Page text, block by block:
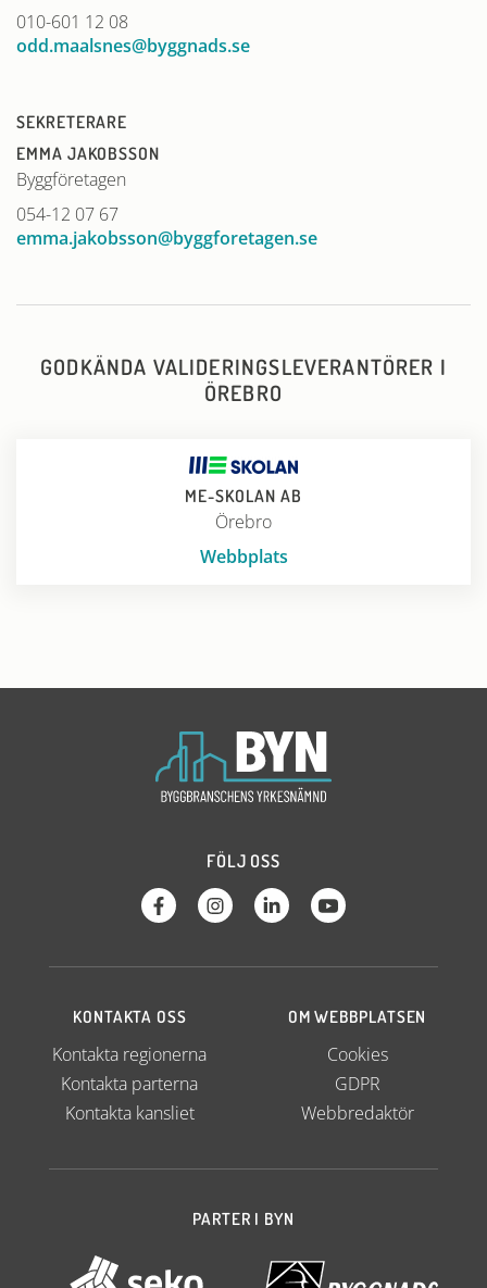
010-601 12 08
odd.maalsnes@byggnads.se
SEKRETERARE
EMMA JAKOBSSON
Byggföretagen
054-12 07 67
emma.jakobsson@byggforetagen.se
GODKÄNDA VALIDERINGSLEVERANTÖRER I
ÖREBRO
ME-SKOLAN AB
Örebro
Webbplats
FÖLJ OSS
KONTAKTA OSS
Kontakta regionerna
Kontakta parterna
Kontakta kansliet
OM WEBBPLATSEN
Cookies
GDPR
Webbredaktör
PARTER I BYN